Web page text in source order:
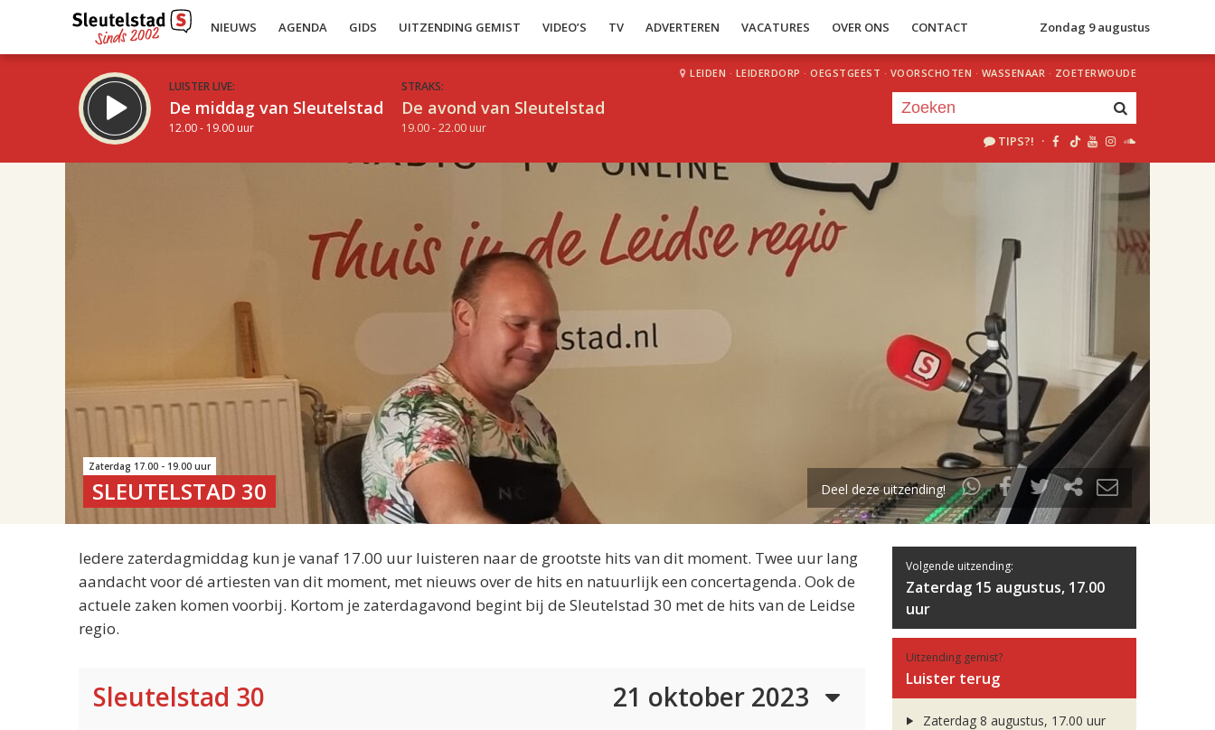
NIEUWS AGENDA GIDS UITZENDING GEMIST VIDEO’S TV ADVERTEREN VACATURES OVER ONS CONTACT Zondag 9 augustus
LUISTER LIVE:
De middag van Sleutelstad
12.00 - 19.00 uur
STRAKS:
De avond van Sleutelstad
19.00 - 22.00 uur
LEIDEN · LEIDERDORP · OEGSTGEEST · VOORSCHOTEN · WASSENAAR · ZOETERWOUDE
TIPS?! ·
uur 1 van 2
Volgend uur
Zaterdag 17.00 - 19.00 uur
SLEUTELSTAD 30 Deel deze uitzending!
Iedere zaterdagmiddag kun je vanaf 17.00 uur luisteren naar de grootste hits van dit moment. Twee uur lang
aandacht voor dé artiesten van dit moment, met nieuws over de hits en natuurlijk een concertagenda. Ook de
actuele zaken komen voorbij. Kortom je zaterdagavond begint bij de Sleutelstad 30 met de hits van de Leidse
regio.
Sleutelstad 30 21 oktober 2023
Volgende uitzending:
Zaterdag 15 augustus, 17.00
uur
Uitzending gemist?
Luister terug
Zaterdag 8 augustus, 17.00 uur